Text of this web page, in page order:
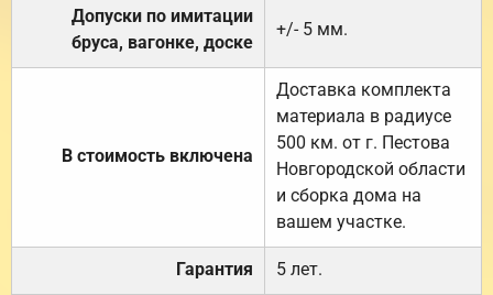
Допуски по имитации
бруса, вагонке, доске
+/- 5 мм.
В стоимость включена
Доставка комплекта
материала в радиусе
500 км. от г. Пестова
Новгородской области
и сборка дома на
вашем участке.
Гарантия 5 лет.